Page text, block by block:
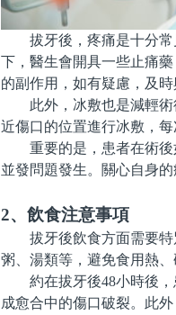
拔牙後，疼痛是十分常
下，醫生會開具一些止痛
的副作用，如有疑慮，及時
此外，冰敷也是減輕術
近傷口的位置進行冰敷，
重要的是，患者在術後
並發問題發生。關心自身
2、飲食注意事項
拔牙後飲食方面需要特
粥、湯類等，避免食用熱
約在拔牙後48小時後，
成愈合中的傷口破裂。此